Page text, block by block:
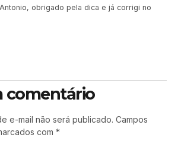
obrigado pela dica e já corrigi no
comentário
e-mail não será publicado. Campos
com *